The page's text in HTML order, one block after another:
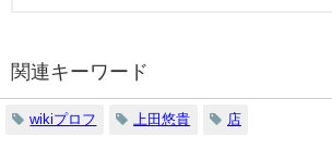
関連キーワード
wikiプロフ 上田悠貴 店